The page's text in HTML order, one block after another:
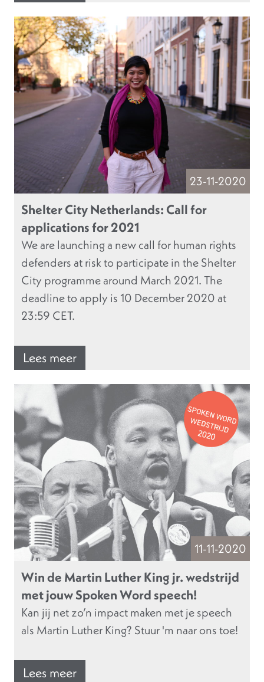
23-11-2020
Shelter City Netherlands: Call for
applications for 2021
We are launching a new call for human rights
defenders at risk to participate in the Shelter
City programme around March 2021. The
deadline to apply is 10 December 2020 at
23:59 CET.
Lees meer
11-11-2020
Win de Martin Luther King jr. wedstrijd
met jouw Spoken Word speech!
Kan jij net zo’n impact maken met je speech
als Martin Luther King? Stuur 'm naar ons toe!
Lees meer